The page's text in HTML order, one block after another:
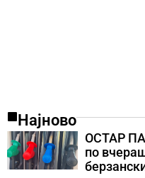
Најново
ОСТАР
по